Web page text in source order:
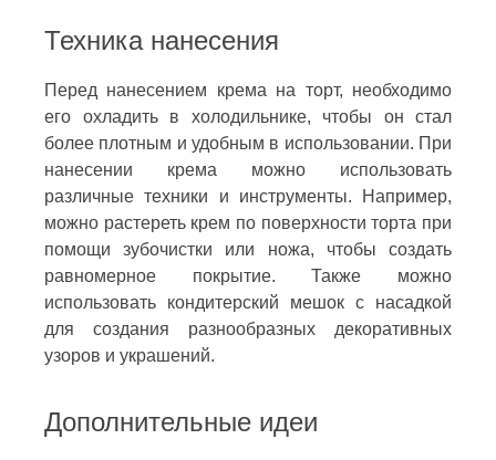
Техника нанесения
Перед нанесением крема на торт, необходимо
его охладить в холодильнике, чтобы он стал
более плотным и удобным в использовании. При
нанесении крема можно использовать
различные техники и инструменты. Например,
можно растереть крем по поверхности торта при
помощи зубочистки или ножа, чтобы создать
равномерное покрытие. Также можно
использовать кондитерский мешок с насадкой
для создания разнообразных декоративных
узоров и украшений.
Дополнительные идеи